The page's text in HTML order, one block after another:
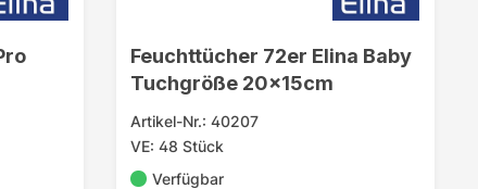
Feuchttücher 72er Elina Baby
Tuchgröße 20x15cm
Artikel-Nr.: 40207
VE: 48 Stück
Verfügbar